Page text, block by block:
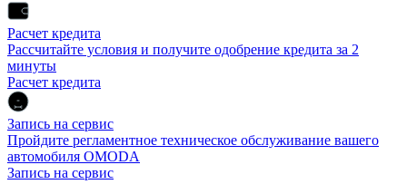
Расчет кредита
Рассчитайте условия и получите одобрение кредита за 2
минуты
Расчет кредита
Запись на сервис
Пройдите регламентное техническое обслуживание вашего
автомобиля OMODA
Запись на сервис